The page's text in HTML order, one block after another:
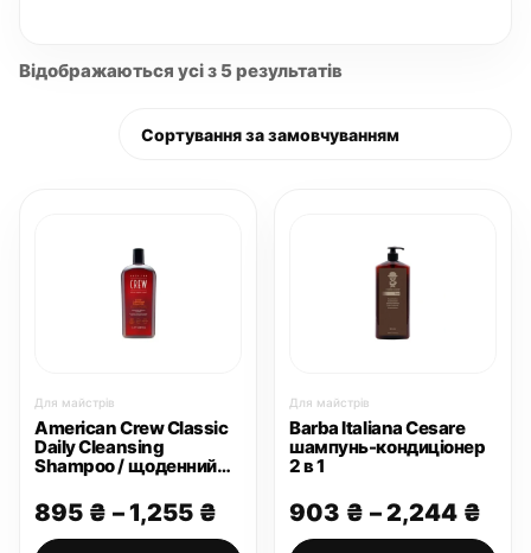
Відображаються усі з 5 результатів
Для майстрів
American Crew Classic
Daily Cleansing
Shampoo / щоденний
895 ₴ –1,255 ₴ Діапазон
цін:
Для майстрів
Barba Italiana Cesare
шампунь-кондиціонер
2 в 1
903 ₴ –2,244 ₴
цін: